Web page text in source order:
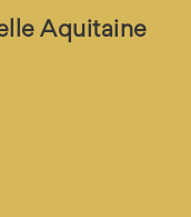
Aquitaine